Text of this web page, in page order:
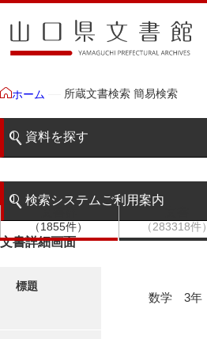
ホーム 所蔵文書検索 簡易検索
資料を探す
階層検索
検索システムご利用案内
検索システムの利用について
（1855件）
（283318件）
文書詳細画面
標題
数学 3年